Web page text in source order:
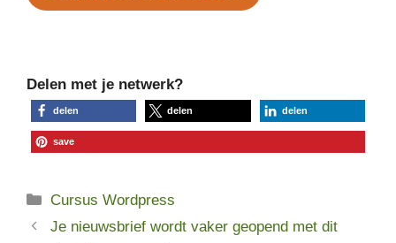
Delen met je netwerk?
delen delen delen
save
Categorieën
Cursus Wordpress
Je nieuwsbrief wordt vaker geopend met dit